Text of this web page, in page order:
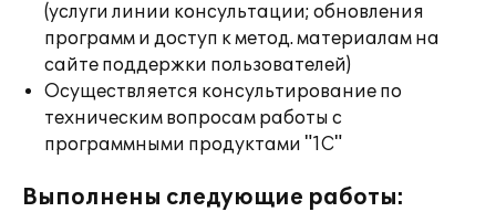
(услуги линии консультации; обновления
программ и доступ к метод. материалам на
сайте поддержки пользователей)
Осуществляется консультирование по
техническим вопросам работы с
программными продуктами "1С"
Выполнены следующие работы: